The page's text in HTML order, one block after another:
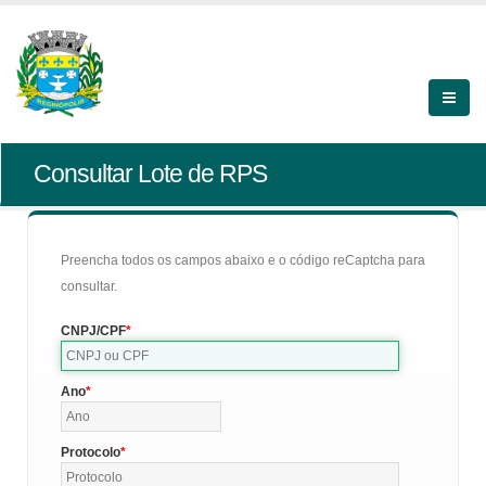
Consultar Lote de RPS
Preencha todos os campos abaixo e o código reCaptcha para
consultar.
CNPJ/CPF
Ano
Protocolo